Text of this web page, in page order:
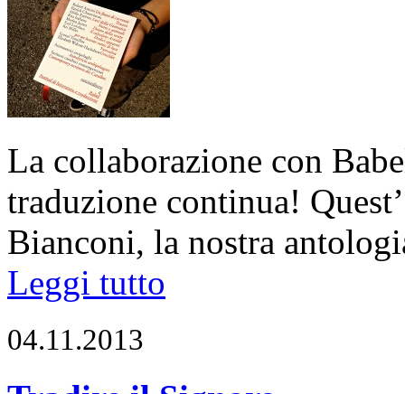
La collaborazione con
traduzione continua!
Bianconi, la nostra
Leggi tutto
04.11.2013